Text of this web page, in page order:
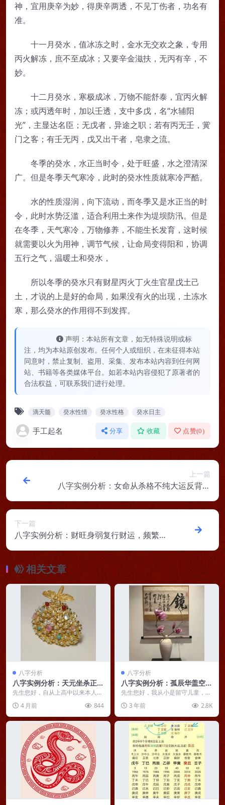
神，宜用庚辛为妙，得庚辛两透，不见丁伤者，功名有
准。
十一月癸水，值冰冻之时，金水无交欢之象，专用
丙火解冻，庶不至成冰；又要辛金滋扶，无丙有辛，不
妙。
十二月癸水，寒极成冰，万物不能舒泰，宜丙火解
冻；或丙透年时，加以壬透，支中多戊，名“水辅阳
光”，主显达名臣；无戊者，异途之职；若有丙无壬，黉
门之客；有壬无丙，戊又出干者，皂隶之流。
冬季的癸水，水正当时令，处于旺盛，水之澄清深
广。但是冬季天气寒冷，此时的癸水性质就寒冷严酷。
水的性质湿润，向下流动，而冬季又是水正当的时
令，此时水势泛滥，适合利用土来作为堤坝防汛。但是
在冬季，天气寒冷，万物修养，不能生长发育，这时候
就需要以火为用神，调节气候，让命局变得阳和，协调
五行之气，温暖土和癸水，
所以冬季的癸水只有财星丙火丁火生官星戊土己
土，才说的上是好的命局，如果没有火的出现，土冻水
寒，那么癸水的作用得不到发挥。
声明：本站所有文章，如无特殊说明或标
注，均为本站原创发布。任何个人或组织，在未征得本站
同意时，禁止复制、盗用、采集、发布本站内容到任何网
站、书籍等各类媒体平台。如若本站内容侵犯了原著者的
合法权益，可联系我们进行处理。
滴天髓 癸水性情 癸水性格 癸水日主
手工起名 分享 收藏 点赞(0)
上一篇
八字实例分析：女命从杀格不纯大运反背，
下一篇
八字实例分析：财旺身弱复行财运，频繁换
相关文章
八字分析
八字实例分析：天元坐杀正财
当令，婚姻宫桃花的男命
先生您好，自从上高中以来本人学
高三了，这两年能否有...
4 月前 844
八字分析
八字实例分析：孤辰华盖空亡
并现，独来独往顾影自怜的女
命
先生您好，我从小是留守儿童，两
有在过年的时候才回家...
3 年前 2.8K